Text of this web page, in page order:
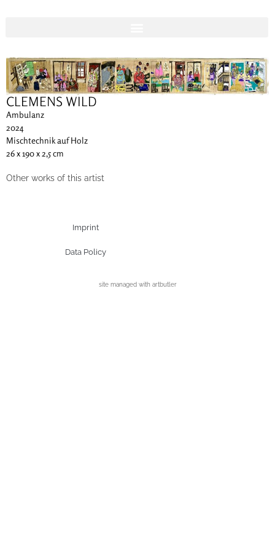
CLEMENS WILD
Ambulanz
2024
Mischtechnik auf Holz
26 x 190 x 2,5 cm
Other works of this artist
Imprint
Data Policy
site managed with artbutler